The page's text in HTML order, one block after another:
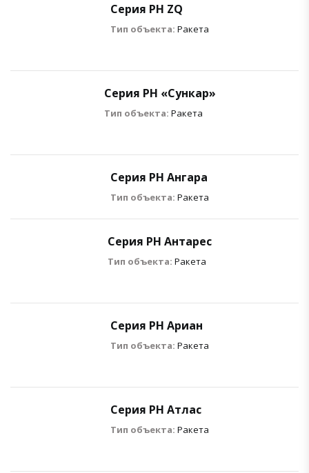
Серия РН ZQ
Тип объекта: Ракета
Серия РН «Сункар»
Тип объекта: Ракета
Серия РН Ангара
Тип объекта: Ракета
Серия РН Антарес
Тип объекта: Ракета
Серия РН Ариан
Тип объекта: Ракета
Серия РН Атлас
Тип объекта: Ракета